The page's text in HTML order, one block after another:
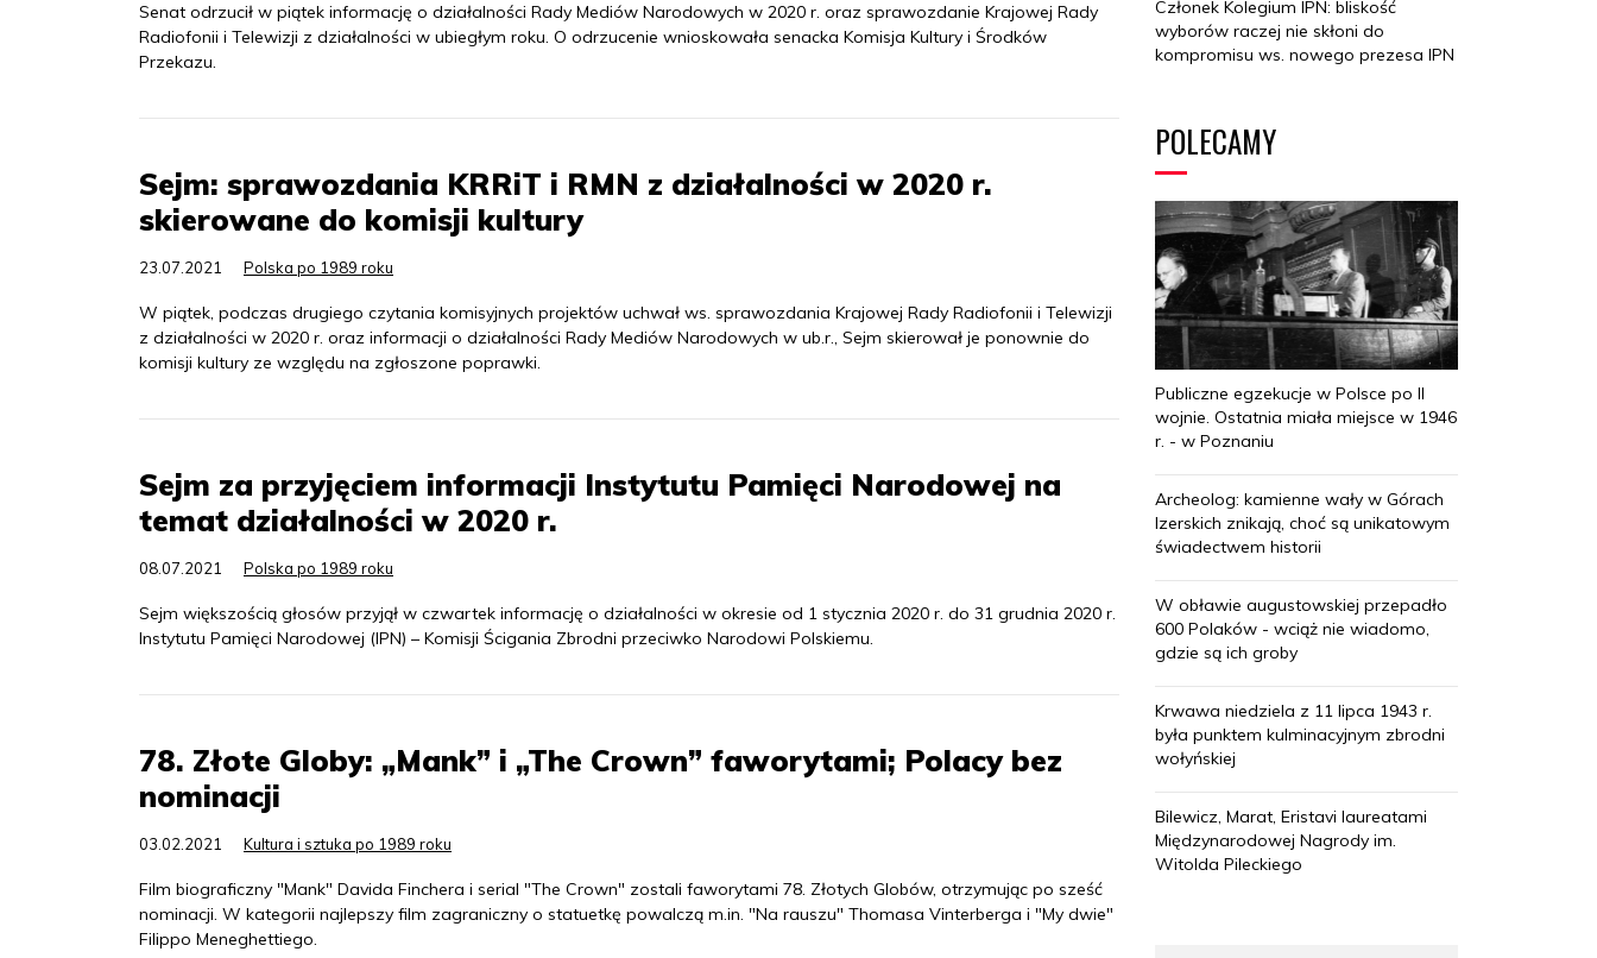
Senat odrzucił w piątek informację o działalności Rady Mediów Narodowych w 2020 r. oraz sprawozdanie Krajowej Rady
Radiofonii i Telewizji z działalności w ubiegłym roku. O odrzucenie wnioskowała senacka Komisja Kultury i Środków
Przekazu.
Sejm: sprawozdania KRRiT i RMN z działalności w 2020 r.
skierowane do komisji kultury
23.07.2021 Polska po 1989 roku
W piątek, podczas drugiego czytania komisyjnych projektów uchwał ws. sprawozdania Krajowej Rady Radiofonii i Telewizji
z działalności w 2020 r. oraz informacji o działalności Rady Mediów Narodowych w ub.r., Sejm skierował je ponownie do
komisji kultury ze względu na zgłoszone poprawki.
Sejm za przyjęciem informacji Instytutu Pamięci Narodowej na
temat działalności w 2020 r.
08.07.2021 Polska po 1989 roku
Sejm większością głosów przyjął w czwartek informację o działalności w okresie od 1 stycznia 2020 r. do 31 grudnia 2020 r.
Instytutu Pamięci Narodowej (IPN) – Komisji Ścigania Zbrodni przeciwko Narodowi Polskiemu.
78. Złote Globy: „Mank” i „The Crown” faworytami; Polacy bez
nominacji
03.02.2021 Kultura i sztuka po 1989 roku
Film biograficzny "Mank" Davida Finchera i serial "The Crown" zostali faworytami 78. Złotych Globów, otrzymując po sześć
nominacji. W kategorii najlepszy film zagraniczny o statuetkę powalczą m.in. "Na rauszu" Thomasa Vinterberga i "My dwie"
Filippo Meneghettiego.
Członek Kolegium IPN: bliskość
wyborów raczej nie skłoni do
kompromisu ws. nowego prezesa IPN
POLECAMY
Publiczne egzekucje w Polsce po II
wojnie. Ostatnia miała miejsce w 1946
r. - w Poznaniu
Archeolog: kamienne wały w Górach
Izerskich znikają, choć są unikatowym
świadectwem historii
W obławie augustowskiej przepadło
600 Polaków - wciąż nie wiadomo,
gdzie są ich groby
Krwawa niedziela z 11 lipca 1943 r.
była punktem kulminacyjnym zbrodni
wołyńskiej
Bilewicz, Marat, Eristavi laureatami
Międzynarodowej Nagrody im.
Witolda Pileckiego